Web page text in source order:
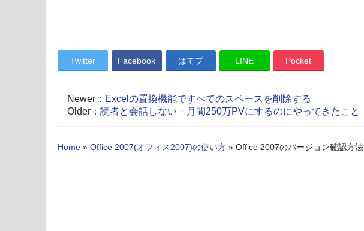
Twitter Facebook はてブ LINE Pocket
Newer： Excelの置換機能ですべてのスペースを削除する
Older： 読者と会話しない－月間250万PVにするのにやってきたこと
Home » Office 2007(オフィス2007)の使い方 » Office 2007のバージョン確認方法